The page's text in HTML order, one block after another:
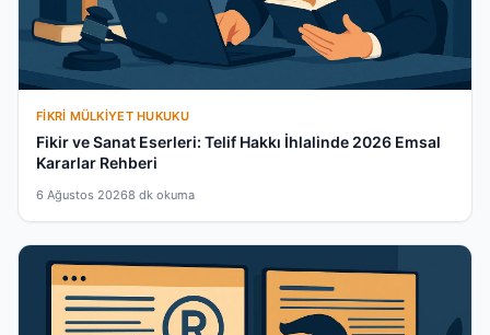
FIKRI MÜLKIYET HUKUKU
Fikir ve Sanat Eserleri: Telif Hakkı İhlalinde 2026 Emsal
Kararlar Rehberi
6 Ağustos 20268 dk okuma